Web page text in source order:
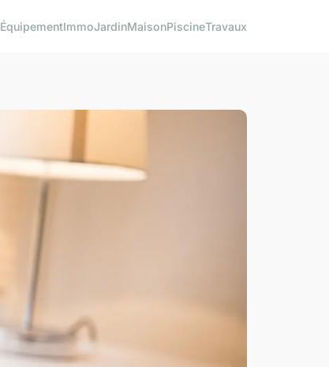
ÉquipementImmoJardinMaisonPiscineTravaux